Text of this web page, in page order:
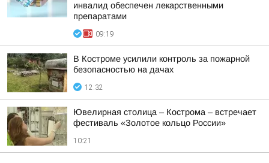
инвалид обеспечен лекарственными
препаратами
09:19
В Костроме усилили контроль за пожарной
безопасностью на дачах
12:32
Ювелирная столица – Кострома – встречает
фестиваль «Золотое кольцо России»
10:21